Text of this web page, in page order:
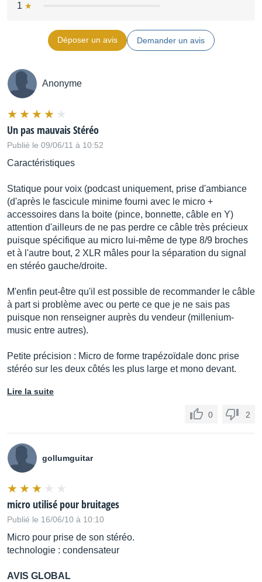
1
Déposer un avis Demander un avis
Anonyme
Un pas mauvais Stéréo
Publié le 09/06/11 à 10:52
Caractéristiques
Statique pour voix (podcast uniquement, prise d'ambiance
(d'après le fascicule minime fourni avec le micro +
accessoires dans la boite (pince, bonnette, câble en Y)
attention d'ailleurs de ne pas perdre ce câble très précieux
puisque spécifique au micro lui-même de type 8/9 broches
et à l'autre bout, 2 XLR mâles pour la séparation du signal
en stéréo gauche/droite.
M'enfin peut-être qu'il est possible de recommander le câble
à part si problème avec ou perte ce que je ne sais pas
puisque non renseigner auprès du vendeur (millenium-
music entre autres).
Petite précision : Micro de forme trapézoïdale donc prise
stéréo sur les deux côtés les plus large et mono devant.
Lire la suite
0 2
gollumguitar
micro utilisé pour bruitages
Publié le 16/06/10 à 10:10
Micro pour prise de son stéréo.
technologie : condensateur
AVIS GLOBAL